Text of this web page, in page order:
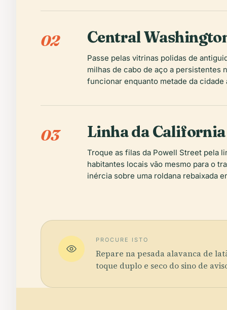
02 Central
Passe pelas vitrinas polidas de
milhas de cabo de aço a persistentes
funcionar enquanto metade da cidade
03 Linha da
Troque as filas da Powell Street pela
habitantes locais vão mesmo para o
inércia sobre uma roldana rebaixada
PROCURE ISTO
Repare na pesada alavanca de
toque duplo e seco do sino de